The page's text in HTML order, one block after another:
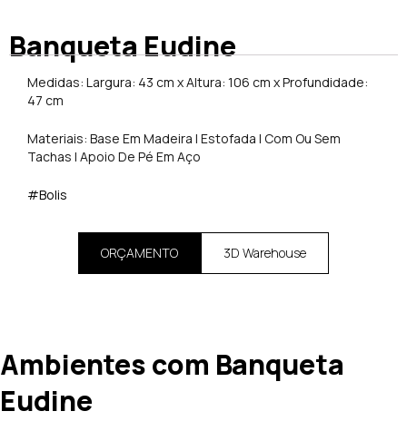
Banqueta Eudine
Medidas: Largura: 43 cm x Altura: 106 cm x Profundidade:
47 cm
Materiais: Base Em Madeira | Estofada | Com Ou Sem
Tachas | Apoio De Pé Em Aço
#Bolis
ORÇAMENTO 3D Warehouse
Ambientes com Banqueta
Eudine